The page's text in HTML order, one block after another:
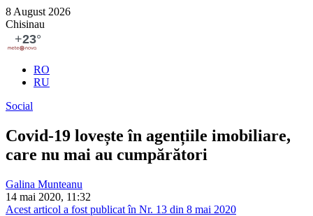
8 August 2026
Chisinau
RO
RU
Social
Covid-19 lovește în agențiile imobiliare,
care nu mai au cumpărători
Galina Munteanu
14 mai 2020, 11:32
Acest articol a fost publicat în Nr. 13 din 8 mai 2020